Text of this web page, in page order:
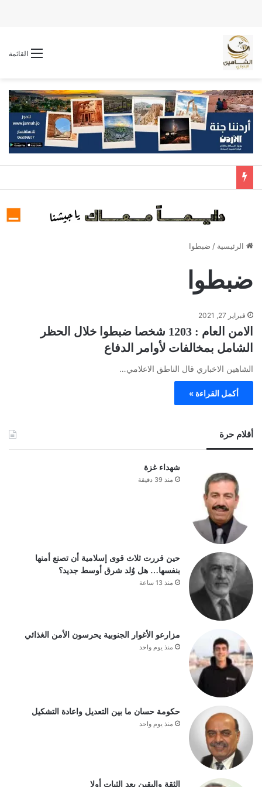
القائمة
الرئيسية / ضبطوا
ضبطوا
فبراير 27, 2021
الامن العام : 1203 شخصا ضبطوا خلال الحظر
الشامل بمخالفات لأوامر الدفاع
الشاهين الاخباري قال الناطق الاعلامي…
أكمل القراءة »
أقلام حرة
شهداء غزة
منذ 39 دقيقة
حين قررت ثلاث قوى إسلامية أن تصنع أمنها
بنفسها… هل وُلد شرق أوسط جديد؟
منذ 13 ساعة
مزارعو الأغوار الجنوبية يحرسون الأمن الغذائي
منذ يوم واحد
حكومة حسان ما بين التعديل واعادة التشكيل
منذ يوم واحد
الثقة واليقين بعد الثبات أولا